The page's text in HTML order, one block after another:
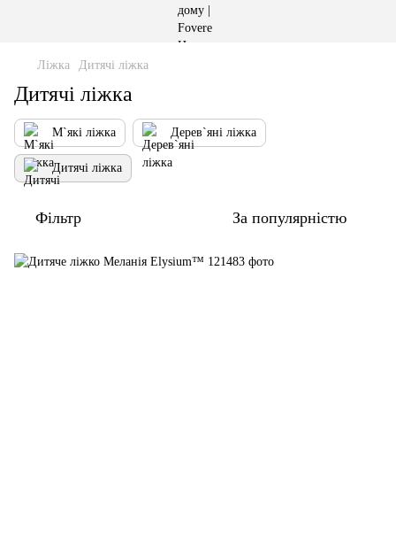
Ліжка Дитячі ліжка
Дитячі ліжка
М`які ліжка Дерев`яні ліжка
Дитячі ліжка
Фільтр За популярністю